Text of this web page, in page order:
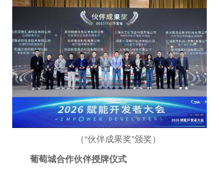
（“伙伴成果奖”颁奖）
葡萄城合作伙伴授牌仪式